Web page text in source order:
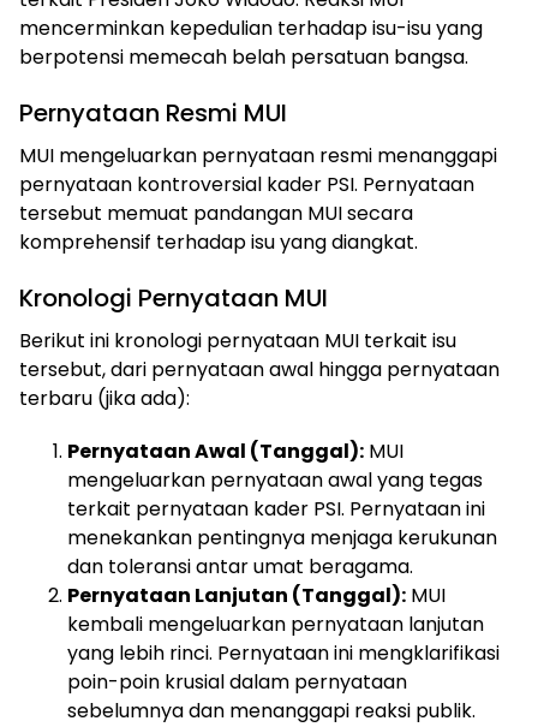
mencerminkan kepedulian terhadap isu-isu yang
berpotensi memecah belah persatuan bangsa.
Pernyataan Resmi MUI
MUI mengeluarkan pernyataan resmi menanggapi
pernyataan kontroversial kader PSI. Pernyataan
tersebut memuat pandangan MUI secara
komprehensif terhadap isu yang diangkat.
Kronologi Pernyataan MUI
Berikut ini kronologi pernyataan MUI terkait isu
tersebut, dari pernyataan awal hingga pernyataan
terbaru (jika ada):
Pernyataan Awal (Tanggal): MUI
mengeluarkan pernyataan awal yang tegas
terkait pernyataan kader PSI. Pernyataan ini
menekankan pentingnya menjaga kerukunan
dan toleransi antar umat beragama.
Pernyataan Lanjutan (Tanggal): MUI
kembali mengeluarkan pernyataan lanjutan
yang lebih rinci. Pernyataan ini mengklarifikasi
poin-poin krusial dalam pernyataan
sebelumnya dan menanggapi reaksi publik.